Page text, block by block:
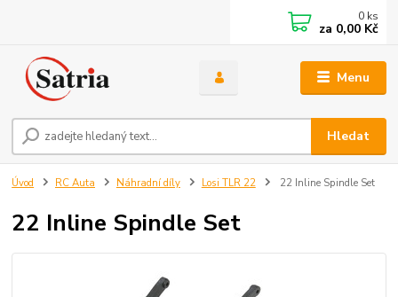
Menu
Hledat
0 ks
za 0,00 Kč
Úvod RC Auta Náhradní díly Losi TLR 22 22 Inline Spindle Set
22 Inline Spindle Set